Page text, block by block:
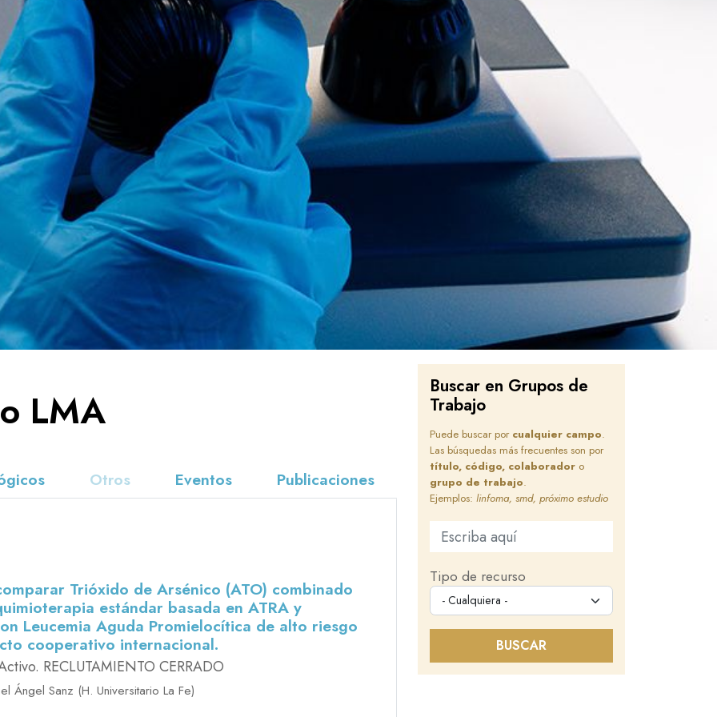
LMA
Otros Eventos Publicaciones
Trióxido de Arsénico (ATO) combinado
estándar basada en ATRA y
Leucemia Aguda Promielocítica de alto riesgo
cooperativo internacional.
RECLUTAMIENTO CERRADO
Ángel Sanz (H. Universitario La Fe)
Buscar en Grupos de
Trabajo
Puede buscar por cualquier campo.
Las búsquedas más frecuentes son por
título, código, colaborador o
grupo de trabajo.
Ejemplos:linfoma, smd, próximo estudio
Buscar en este sitio
Tipo de recurso
BUSCAR